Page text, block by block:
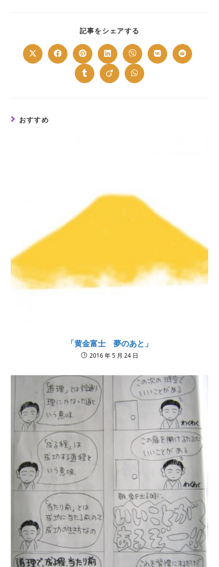
記事をシェアする
CONTENT
Opens
in
Opens
in
window
Opens
in
a
new
window
Opens
in
a
new
window
Opens
in
a
new
window
Opens
in
Opens
in
Opens
in
Opens
in
Opens
in
おすすめ
「黄金富士 夢のあと」
2016 年 5 月 24 日